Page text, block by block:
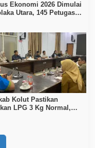
Ekonomi 2026 Dimulai
Utara, 145 Petugas
Kolut Pastikan
LPG 3 Kg Normal,